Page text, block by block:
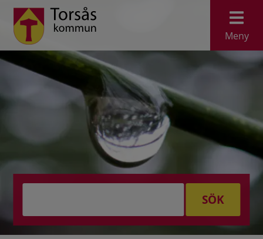
Meny
SÖK